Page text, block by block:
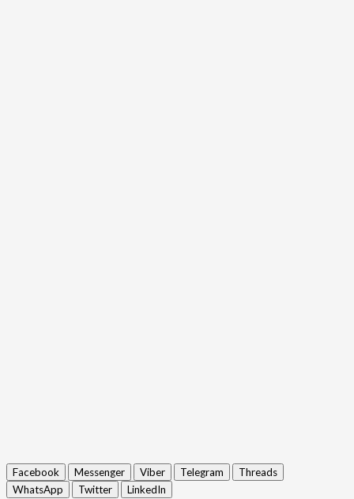
Facebook Messenger Viber Telegram
Threads
WhatsApp
Twitter LinkedIn